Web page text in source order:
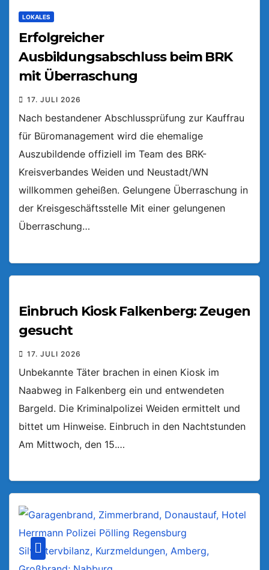
LOKALES
Erfolgreicher
Ausbildungsabschluss beim BRK
mit Überraschung
17. JULI 2026
Nach bestandener Abschlussprüfung zur Kauffrau
für Büromanagement wird die ehemalige
Auszubildende offiziell im Team des BRK-
Kreisverbandes Weiden und Neustadt/WN
willkommen geheißen. Gelungene Überraschung in
der Kreisgeschäftsstelle Mit einer gelungenen
Überraschung…
Einbruch Kiosk Falkenberg: Zeugen
gesucht
17. JULI 2026
Unbekannte Täter brachen in einen Kiosk im
Naabweg in Falkenberg ein und entwendeten
Bargeld. Die Kriminalpolizei Weiden ermittelt und
bittet um Hinweise. Einbruch in den Nachtstunden
Am Mittwoch, den 15.…